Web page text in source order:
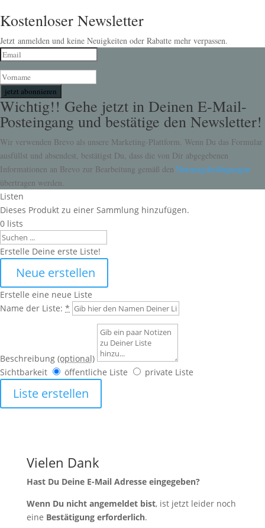
Kostenloser Newsletter
Jetzt anmelden und keine Neuigkeiten oder Rabatte mehr verpassen.
jetzt abonnieren
Wichtig!! Gehe jetzt in Deinen E-Mail-
Posteingang und bestätige den Newsletter!
Wir verwenden Brevo als unsere Marketing-Plattform. Wenn Du das Formular
ausfüllst und absendest, bestätigst Du, dass die von Dir abgegebenen
Informationen an Brevo zur Bearbeitung gemäß den Nutzungsbedingungen
übertragen werden.
Listen
Dieses Produkt zu einer Sammlung hinzufügen.
0 lists
Search
Erstelle Deine erste Liste!
Neue erstellen
Erstelle eine neue Liste
Name der Liste: *
Beschreibung (optional)
Sichtbarkeit
öffentliche Liste private Liste
Liste erstellen
Vielen Dank
Hast Du Deine E-Mail Adresse eingegeben?
Wenn Du nicht angemeldet bist, ist jetzt leider noch
eine Bestätigung erforderlich.